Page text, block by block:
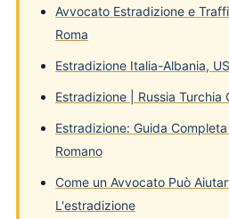
Avvocato Estradizione e
Roma
Estradizione Italia-Albania,
Estradizione | Russia Turchia
Estradizione: Guida
Romano
Come un Avvocato Può
L'estradizione